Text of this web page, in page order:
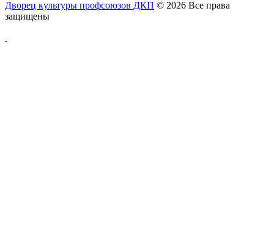
Дворец культуры профсоюзов ДКП © 2026 Все права
защищены